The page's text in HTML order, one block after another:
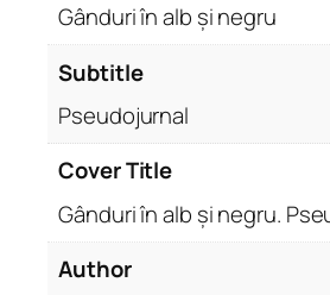
r
d
Gânduri în alb și negru
Subtitle
Pseudojurnal
Cover Title
Gânduri în alb și negru.
Author